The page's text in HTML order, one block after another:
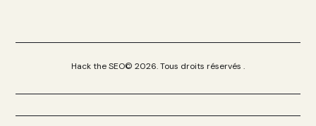
Hack the SEO© 2026. Tous droits réservés .